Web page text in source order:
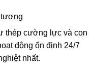
tượng
thép cường lực và con
động ổn định 24/7
nhất.